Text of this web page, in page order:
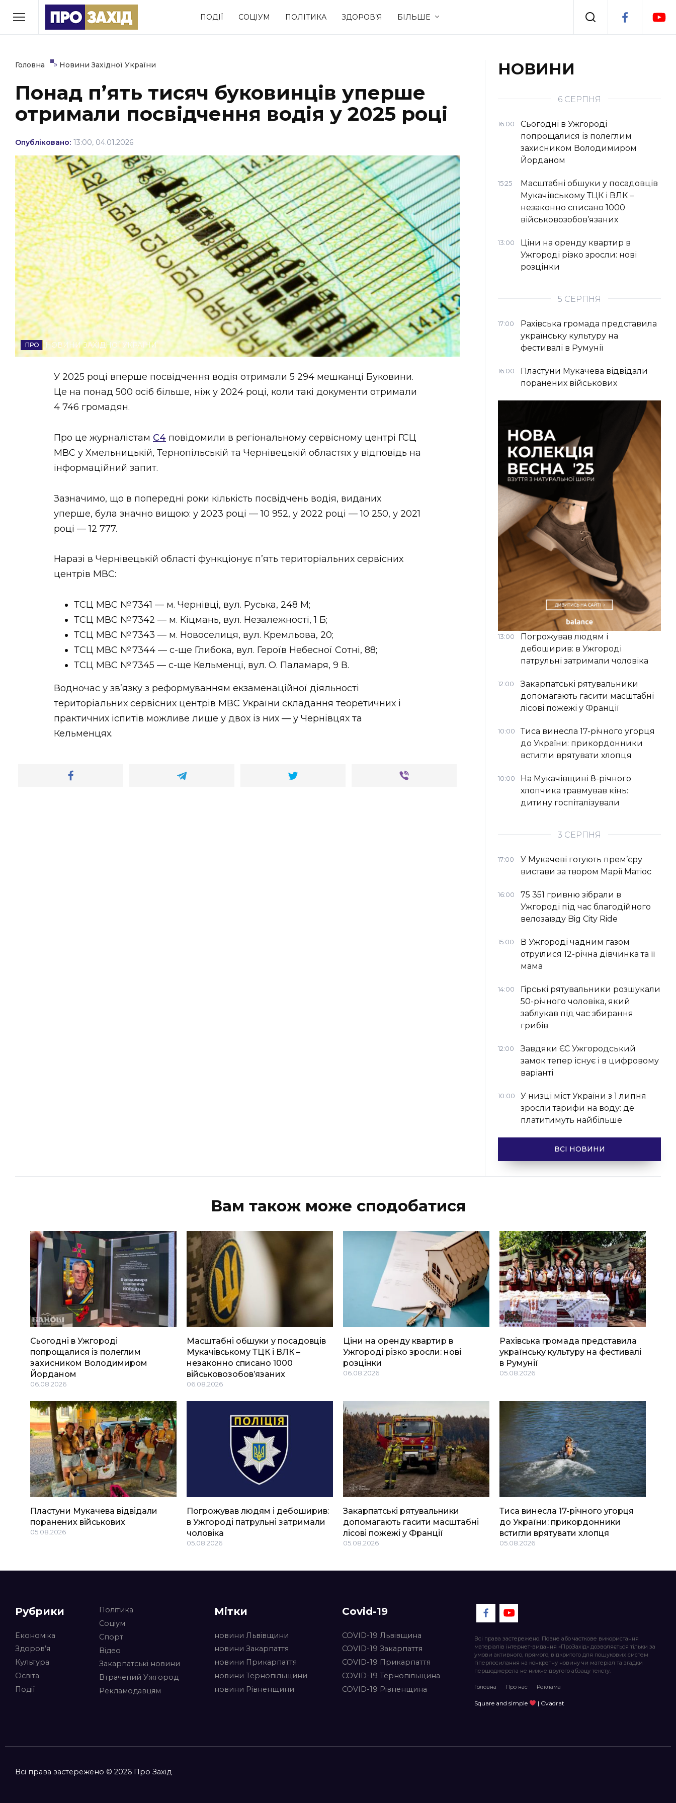
ПОДІЇ СОЦІУМ ПОЛІТИКА ЗДОРОВ’Я БІЛЬШЕ
РУБРИКИ
Економіка Здоров’я Події
Політика Соціум Спорт Стиль життя
Втрачений Ужгород
(відеоверсія)
ЗАКАРПАТСЬКІ НОВИНИ
НОВИНИ ЗАХІДНОЇ УКРАЇНИ
ФОТО
ВІДЕО
Головна » Новини Західної України
Понад п’ять тисяч буковинців уперше
отримали посвідчення водія у 2025 році
Опубліковано: 13:00, 04.01.2026
НОВИНИ ЗАХІДНОЇ УКРАЇНИ
У 2025 році вперше посвідчення водія отримали 5 294 мешканці Буковини.
Це на понад 500 осіб більше, ніж у 2024 році, коли такі документи отримали
4 746 громадян.
Про це журналістам С4 повідомили в регіональному сервісному центрі ГСЦ
МВС у Хмельницькій, Тернопільській та Чернівецькій областях у відповідь на
інформаційний запит.
Зазначимо, що в попередні роки кількість посвідчень водія, виданих
уперше, була значно вищою: у 2023 році — 10 952, у 2022 році — 10 250, у 2021
році — 12 777.
Наразі в Чернівецькій області функціонує п’ять територіальних сервісних
центрів МВС:
ТСЦ МВС № 7341 — м. Чернівці, вул. Руська, 248 М;
ТСЦ МВС № 7342 — м. Кіцмань, вул. Незалежності, 1 Б;
ТСЦ МВС № 7343 — м. Новоселиця, вул. Кремльова, 20;
ТСЦ МВС № 7344 — с-ще Глибока, вул. Героїв Небесної Сотні, 88;
ТСЦ МВС № 7345 — с-ще Кельменці, вул. О. Паламаря, 9 В.
Водночас у зв’язку з реформуванням екзаменаційної діяльності
територіальних сервісних центрів МВС України складання теоретичних і
практичних іспитів можливе лише у двох із них — у Чернівцях та
Кельменцях.
НОВИНИ
6 СЕРПНЯ
16:00
Сьогодні в Ужгороді
попрощалися із полеглим
захисником Володимиром
Йорданом
15:25
Масштабні обшуки у посадовців
Мукачівському ТЦК і ВЛК –
незаконно списано 1000
військовозобов’язаних
13:00
Ціни на оренду квартир в
Ужгороді різко зросли: нові
розцінки
5 СЕРПНЯ
17:00
Рахівська громада представила
українську культуру на
фестивалі в Румунії
16:00
Пластуни Мукачева відвідали
поранених військових
13:00
Погрожував людям і
дебоширив: в Ужгороді
патрульні затримали чоловіка
12:00
Закарпатські рятувальники
допомагають гасити масштабні
лісові пожежі у Франції
10:00
Тиса винесла 17-річного угорця
до України: прикордонники
встигли врятувати хлопця
10:00
На Мукачівщині 8-річного
хлопчика травмував кінь:
дитину госпіталізували
3 СЕРПНЯ
17:00
У Мукачеві готують прем’єру
вистави за твором Марії Матіос
16:00
75 351 гривню зібрали в
Ужгороді під час благодійного
велозаїзду Big Сity Ride
15:00
В Ужгороді чадним газом
отруїлися 12-річна дівчинка та її
мама
14:00
Гірські рятувальники розшукали
50-річного чоловіка, який
заблукав під час збирання
грибів
12:00
Завдяки ЄС Ужгородський
замок тепер існує і в цифровому
варіанті
10:00
У низці міст України з 1 липня
зросли тарифи на воду: де
платитимуть найбільше
ВСІ НОВИНИ
Вам також може сподобатися
Сьогодні в Ужгороді
попрощалися із полеглим
захисником Володимиром
Йорданом
06.08.2026
Масштабні обшуки у посадовців
Мукачівському ТЦК і ВЛК –
незаконно списано 1000
військовозобов’язаних
06.08.2026
Ціни на оренду квартир в
Ужгороді різко зросли: нові
розцінки
06.08.2026
Рахівська громада представила
українську культуру на фестивалі
в Румунії
05.08.2026
Пластуни Мукачева відвідали
поранених військових
05.08.2026
Погрожував людям і дебоширив:
в Ужгороді патрульні затримали
чоловіка
05.08.2026
Закарпатські рятувальники
допомагають гасити масштабні
лісові пожежі у Франції
05.08.2026
Тиса винесла 17-річного угорця
до України: прикордонники
встигли врятувати хлопця
05.08.2026
Рубрики
Економіка
Здоров’я
Культура
Освіта
Події
Політика
Соціум
Спорт
Відео
Закарпатські новини
Втрачений Ужгород
Рекламодавцям
Мітки
новини Львівщини
новини Закарпаття
новини Прикарпаття
новини Тернопільщини
новини Рівненщини
Covid-19
COVID-19 Львівщина
COVID-19 Закарпаття
COVID-19 Прикарпаття
COVID-19 Тернопільщина
COVID-19 Рівненщина
Всі права застережено. Повне або часткове використання
матеріалів інтернет-видання «ПроЗахід» дозволяється тільки за
умови активного, прямого, відкритого для пошукових систем
гіперпосилання на конкретну новину чи матеріал та згадки
першоджерела не нижче другого абзацу тексту.
Головна Про нас Реклама
Square and simple | Cvadrat
Всі права застережено © 2026 Про Захід